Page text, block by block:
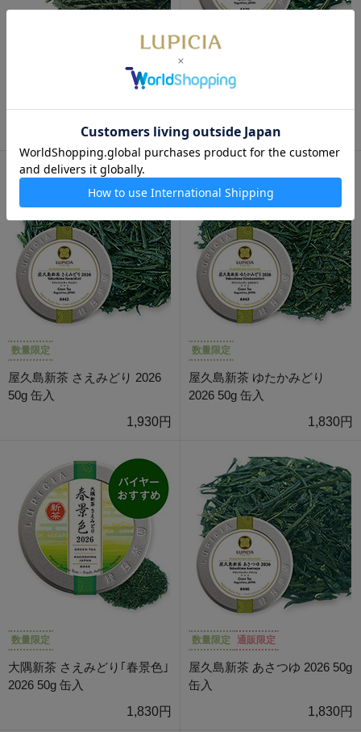
静岡丸子新茶 近藤早生 2026
1,800円
種子島新茶 松寿 2026 50g 缶
数量限定
屋久島新茶 さえみどり 2026
50g 缶入
1,930円
数量限定
屋久島新茶 ゆたかみどり
2026 50g 缶入
1,830円
数量限定
大隅新茶 さえみどり｢春景色｣
2026 50g 缶入
1,830円
数量限定 通販限定
屋久島新茶 あさつゆ 2026 50g
缶入
1,830円